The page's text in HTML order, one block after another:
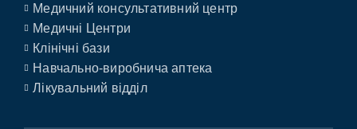
Медичний консультативний центр
Медичні Центри
Клінічні бази
Навчально-виробнича аптека
Лікувальний відділ